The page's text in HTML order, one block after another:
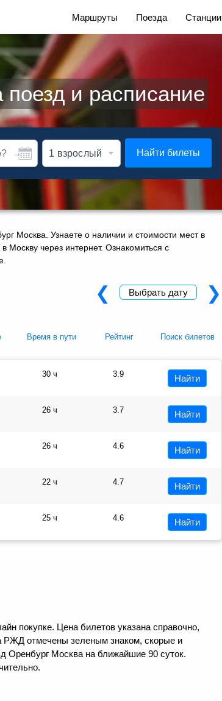
Маршруты Поезда Станции
и расписание
Найти билеты
Москва. Узнаете о наличии и стоимости мест в
Москву через интернет. Ознакомиться с
❮ Выбрать дату ❯
Время в пути Рейтинг Поиск билетов
30 ч 3.9 Найти
26 ч 3.7 Найти
26 ч 4.6 Найти
22 ч 4.7 Найти
25 ч 4.6 Найти
покупке. Цена билетов указана справочно,
РЖД отмечены зеленым знаком, скорые и
Оренбург Москва на ближайшие 90 суток.